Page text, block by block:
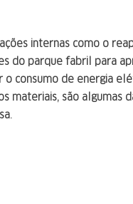
internas como o
do parque fabril para
o consumo de energia
materiais, são algumas